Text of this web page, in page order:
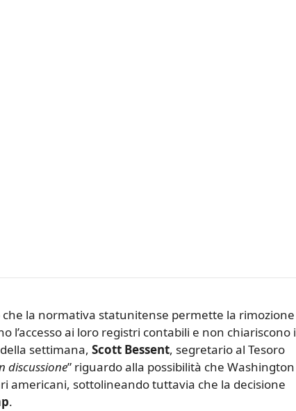
la normativa statunitense permette la rimozione
l’accesso ai loro registri contabili e non chiariscono i
settimana, Scott Bessent, segretario al Tesoro
discussione” riguardo alla possibilità che Washington
americani, sottolineando tuttavia che la decisione
.